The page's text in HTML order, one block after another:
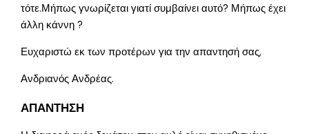
τότε.Μήπως γνωρίζεται γιατί συμβαίνει αυτό? Μήπως έχει
άλλη κάννη ?
Ευχαριστώ εκ των προτέρων για την απαντησή σας,
Ανδριανός Ανδρέας.
ΑΠΑΝΤΗΣΗ